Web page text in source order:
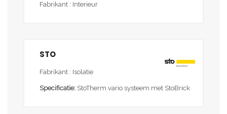
Fabrikant : Interieur
STO
Fabrikant : Isolatie
Specificatie: StoTherm vario systeem met StoBrick